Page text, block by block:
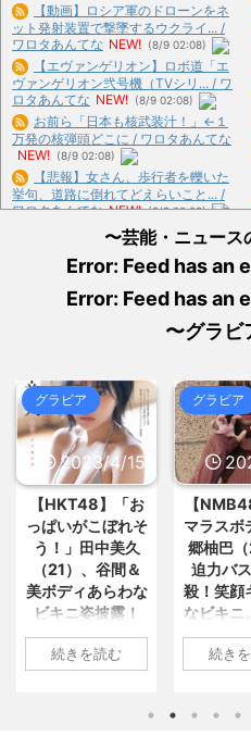
【動画】ロシア軍のドローンをネ
ット発射装置で撃墜するウクライ... /
ワロタあんてな NEW! (8/9 02:08)
【エヴァンゲリオン】ロボ道「エ
ヴァンゲリオン弐号機（TVシリ... / ワ
ロタあんてな NEW! (8/9 02:08)
お前ら「日本も核武装汁！」←１
万発の核弾頭どこに / ワロタあんてな
NEW! (8/9 02:08)
【悲報】女さん、歩行者を轢いた
挙句、道路に倒れてどえらいこと... /
ワロタあんてな NEW! (8/9 02:08)
彼のために買ったホットケーキミ
ックスを隠す姑。彼と一緒に作ろ... /
ワロタあんてな NEW! (8/9 02:08)
うと川へ…40歳父親が死亡 ... / おま
(8/9 00:57)
オタク「オタクは経済を回す！ア
【衝撃】かーちゃん「軽油満タン
で！！」ガソスタ兄ちゃん「はい... /
おまとめ : おすすめ NEW! (8/9 00:21)
【画像】高専女子ってこんな感じ
なんだな・・・♡♡♡ / おまとめ : お
すすめ NEW! (8/9 00:21)
【議論】アメリカ人「原爆を落と
さなければ、もっと多くの日本人... /
おまとめ : おすすめ (8/8 23:55)
【信長の野望・新生】米問屋をど
ういう時にどこに建てるのかわか... /
(8/29 00:02)
安倍国葬たったの2.5億円に批判
〜芸能・ニュース
Error: Feed has an
Error: Feed has an
〜グラビ
グラビア
2023/4/5
【NMB48】グラ
マラスボディ！本
郷柚巴（20）、
迫力バストで悩
殺！笑顔キュート
なビキニ、セクシ
ーニット、ランジ
ェリー姿披露
続きを読む
グラビア
【グラ
ゆか：異
高校1年
ンマガ
グラビア
た
1: 名無し
2022/06/
続き